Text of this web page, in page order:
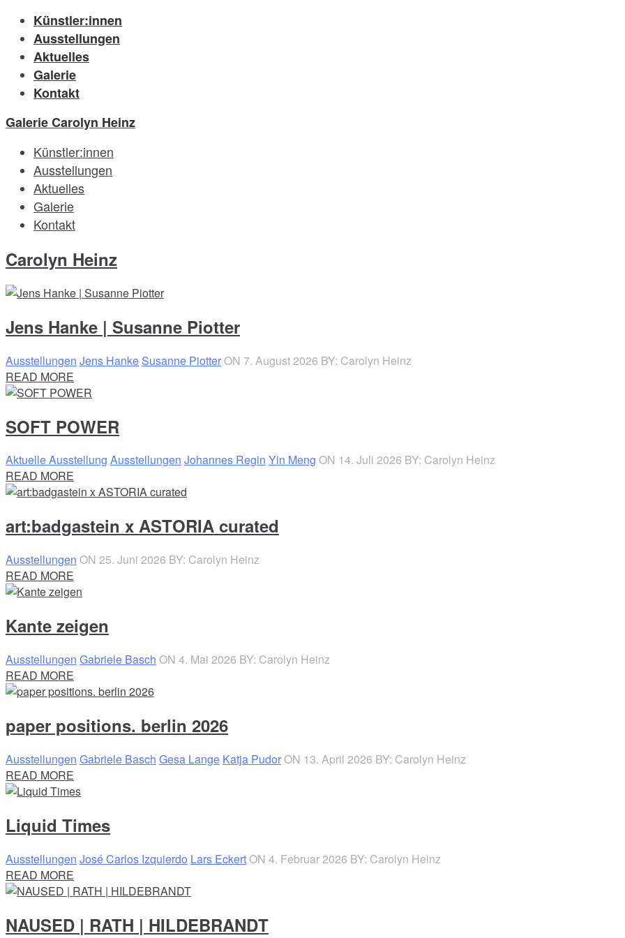
Künstler:innen
Ausstellungen
Aktuelles
Galerie
Kontakt
Galerie Carolyn Heinz
Künstler:innen
Ausstellungen
Aktuelles
Galerie
Kontakt
Carolyn Heinz
Jens Hanke | Susanne Piotter
Ausstellungen Jens Hanke Susanne PiotterON 7. August 2026 BY: Carolyn Heinz
READ MORE
SOFT POWER
Aktuelle Ausstellung Ausstellungen Johannes Regin Yin Meng ON 14. Juli 2026 BY: Carolyn Heinz
READ MORE
art:badgastein x ASTORIA curated
Ausstellungen ON 25. Juni 2026 BY: Carolyn Heinz
READ MORE
Kante zeigen
Ausstellungen Gabriele Basch ON 4. Mai 2026 BY: Carolyn Heinz
READ MORE
paper positions. berlin 2026
Ausstellungen Gabriele Basch Gesa Lange Katja PudorON 13. April 2026 BY: Carolyn Heinz
READ MORE
Liquid Times
Ausstellungen José Carlos Izquierdo Lars EckertON 4. Februar 2026 BY: Carolyn Heinz
READ MORE
NAUSED | RATH | HILDEBRANDT